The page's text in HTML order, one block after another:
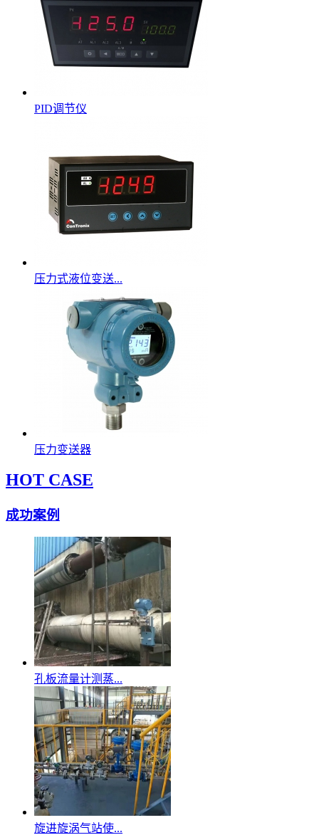
PID调节仪
压力式液位变送...
压力变送器
HOT CASE
成功案例
孔板流量计测蒸...
旋进旋涡气站使...